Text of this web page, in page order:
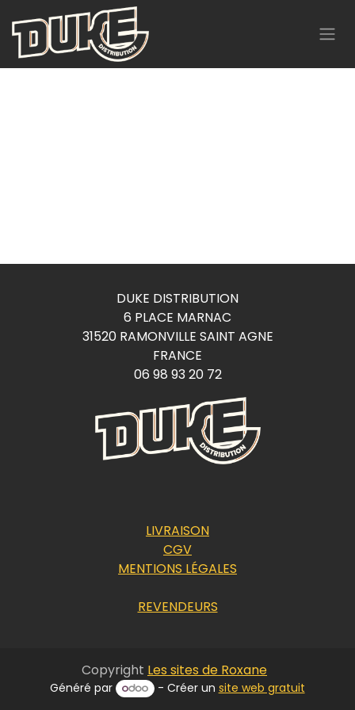
Se rendre au contenu
DUKE DISTRIBUTION
6 PLACE MARNAC
31520 RAMONVILLE SAINT AGNE
FRANCE
06 98 93 20 72
LIVRAISON
CGV
MENTIONS LÉGALES
REVENDEURS
Copyright Les sites de Roxane
Généré par - Créer un site web gratuit